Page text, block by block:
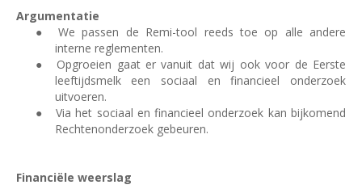
Argumentatie
●
We passen de Remi-tool reeds toe op alle andere
interne reglementen.
●
Opgroeien gaat er vanuit dat wij ook voor de Eerste
leeftijdsmelk een sociaal en financieel onderzoek
uitvoeren.
●
Via het sociaal en financieel onderzoek kan bijkomend
Rechtenonderzoek gebeuren.
Financiële weerslag